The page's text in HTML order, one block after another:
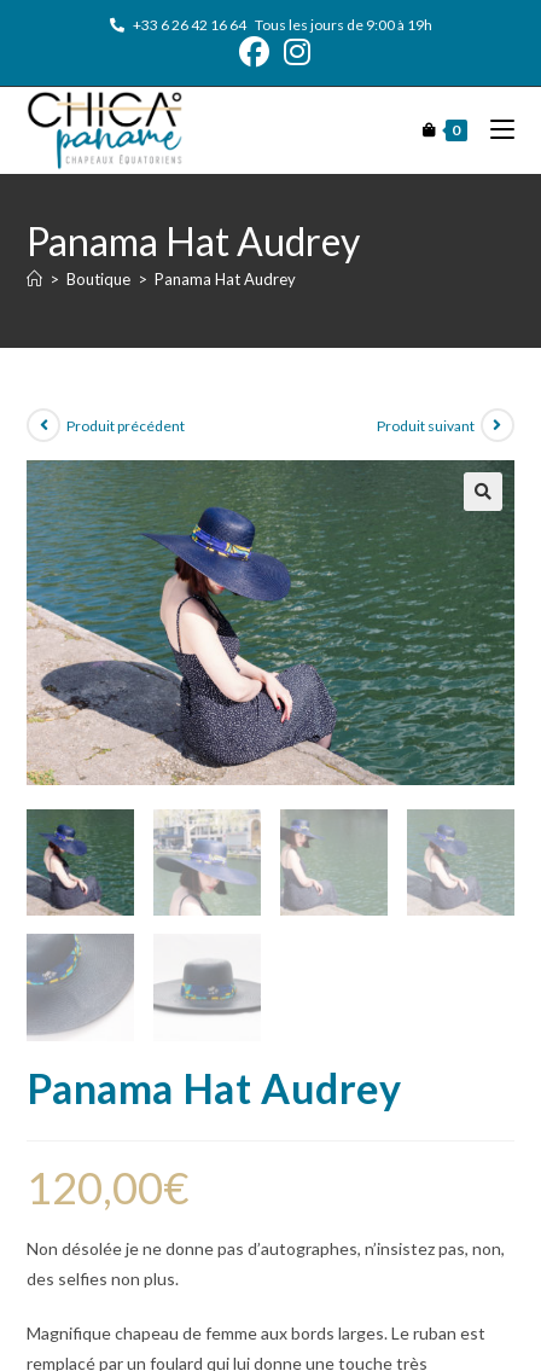
+33 6 26 42 16 64 Tous les jours de 9:00 à 19h
0
Panama Hat Audrey
> Boutique > Panama Hat Audrey
Produit précédent Produit suivant
Panama Hat Audrey
120,00€
Non désolée je ne donne pas d’autographes, n’insistez pas, non,
des selfies non plus.
Magnifique chapeau de femme aux bords larges. Le ruban est
remplacé par un foulard qui lui donne une touche très